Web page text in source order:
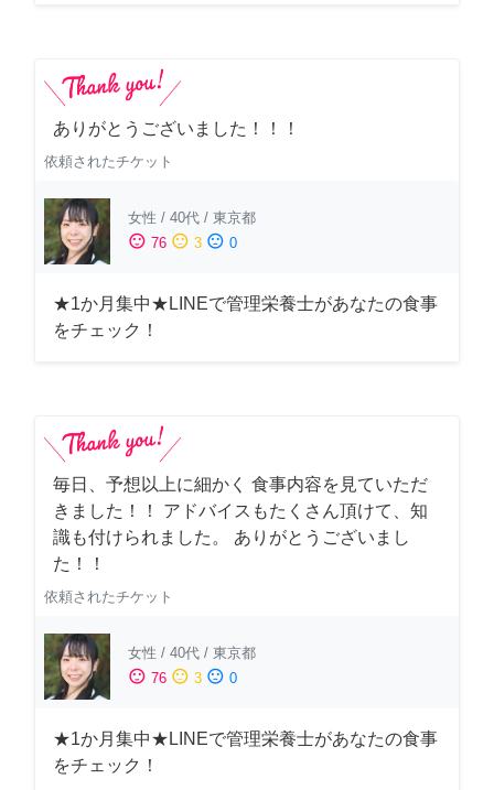
ありがとうございました！！！
依頼されたチケット
女性 / 40代 / 東京都
sentiment_satisfied 76 sentiment_neutral 3 sentiment_dissatisfied 0
★1か月集中★LINEで管理栄養士があなたの食事
をチェック！
毎日、予想以上に細かく 食事内容を見ていただ
きました！！ アドバイスもたくさん頂けて、知
識も付けられました。 ありがとうございまし
た！！
依頼されたチケット
女性 / 40代 / 東京都
sentiment_satisfied 76 sentiment_neutral 3 sentiment_dissatisfied 0
★1か月集中★LINEで管理栄養士があなたの食事
をチェック！